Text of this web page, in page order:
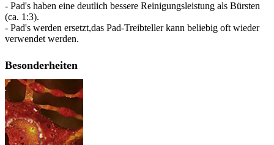
- Pad's haben eine deutlich bessere Reinigungsleistung als Bürsten
(ca. 1:3).
- Pad's werden ersetzt,das Pad-Treibteller kann beliebig oft wieder
verwendet werden.
Besonderheiten